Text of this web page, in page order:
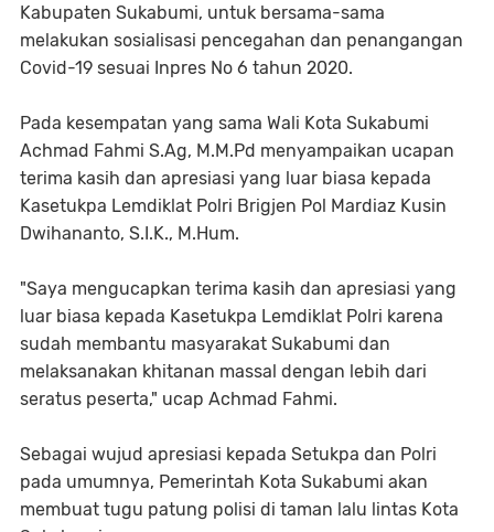
Kabupaten Sukabumi, untuk bersama-sama
melakukan sosialisasi pencegahan dan penangangan
Covid-19 sesuai Inpres No 6 tahun 2020.
Pada kesempatan yang sama Wali Kota Sukabumi
Achmad Fahmi S.Ag, M.M.Pd menyampaikan ucapan
terima kasih dan apresiasi yang luar biasa kepada
Kasetukpa Lemdiklat Polri Brigjen Pol Mardiaz Kusin
Dwihananto, S.I.K., M.Hum.
"Saya mengucapkan terima kasih dan apresiasi yang
luar biasa kepada Kasetukpa Lemdiklat Polri karena
sudah membantu masyarakat Sukabumi dan
melaksanakan khitanan massal dengan lebih dari
seratus peserta," ucap Achmad Fahmi.
Sebagai wujud apresiasi kepada Setukpa dan Polri
pada umumnya, Pemerintah Kota Sukabumi akan
membuat tugu patung polisi di taman lalu lintas Kota